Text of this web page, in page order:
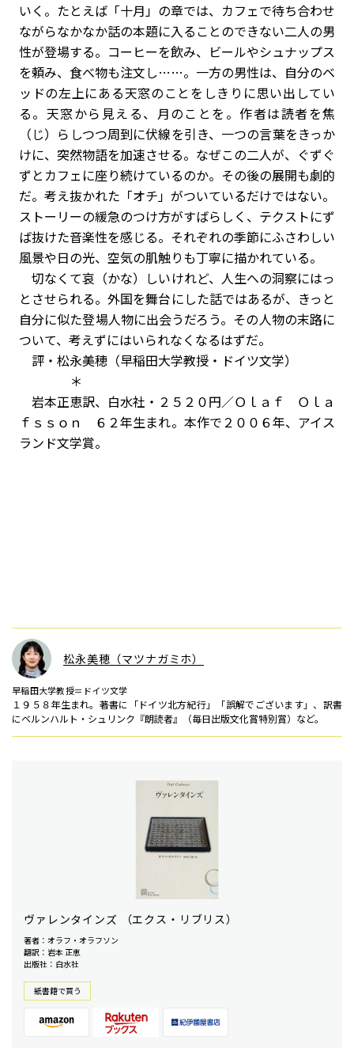
いく。たとえば「十月」の章では、カフェで待ち合わせ
ながらなかなか話の本題に入ることのできない二人の男
性が登場する。コーヒーを飲み、ビールやシュナップス
を頼み、食べ物も注文し……。一方の男性は、自分のベ
ッドの左上にある天窓のことをしきりに思い出してい
る。天窓から見える、月のことを。作者は読者を焦
（じ）らしつつ周到に伏線を引き、一つの言葉をきっか
けに、突然物語を加速させる。なぜこの二人が、ぐずぐ
ずとカフェに座り続けているのか。その後の展開も劇的
だ。考え抜かれた「オチ」がついているだけではない。
ストーリーの緩急のつけ方がすばらしく、テクストにず
ば抜けた音楽性を感じる。それぞれの季節にふさわしい
風景や日の光、空気の肌触りも丁寧に描かれている。
切なくて哀（かな）しいけれど、人生への洞察にはっ
とさせられる。外国を舞台にした話ではあるが、きっと
自分に似た登場人物に出会うだろう。その人物の末路に
ついて、考えずにはいられなくなるはずだ。
評・松永美穂（早稲田大学教授・ドイツ文学）
＊
岩本正恵訳、白水社・２５２０円／Ｏｌａｆ Ｏｌａ
ｆｓｓｏｎ ６２年生まれ。本作で２００６年、アイス
ランド文学賞。
松永美穂（マツナガミホ）
早稲田大学教授＝ドイツ文学
１９５８年生まれ。著書に「ドイツ北方紀行」「誤解でございます」、訳書
にベルンハルト・シュリンク『朗読者』（毎日出版文化賞特別賞）など。
ヴァレンタインズ （エクス・リブリス）
著者：オラフ・オラフソン
翻訳：岩本 正恵
出版社：白水社
紙書籍で買う